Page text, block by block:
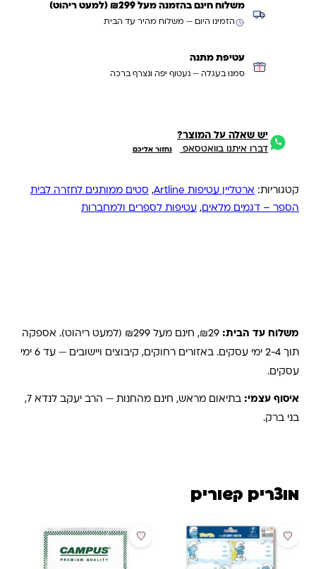
משלוח חינם בהזמנה מעל ₪299 (למעט ריהוט)
הזמינו היום — משלוח מהיר עד הבית
עטיפת מתנה
סמנו בעגלה — נעטוף יפה ונצרף ברכה
יש שאלה על המוצר?
דברו איתנו בוואטסאפ נחזור אליכם
קטגוריות: ארטליין עטיפות Artline , סטים ממותגים לחזרה לבית
הספר – דגמים מלאים, עטיפות לספרים ולמחברות
משלוח עד הבית: ₪29, חינם מעל ₪299 (למעט ריהוט). אספקה
תוך 2-4 ימי עסקים. באזורים רחוקים, קיבוצים ויישובים — עד 6 ימי
עסקים.
איסוף עצמי: בתיאום מראש, חינם מהחנות — הרב יעקב לנדא 7,
בני ברק.
מוצרים קשורים
מבצע